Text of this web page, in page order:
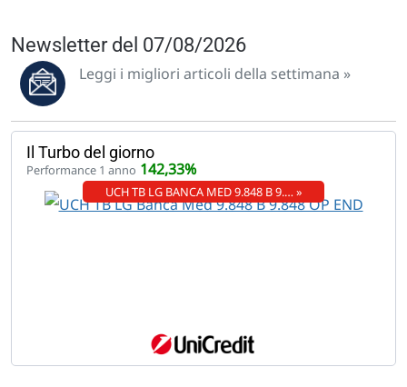
Newsletter del 07/08/2026
Leggi i migliori articoli della settimana »
Il Turbo del giorno
Performance 1 anno 142,33%
UCH TB LG BANCA MED 9.848 B 9.… »